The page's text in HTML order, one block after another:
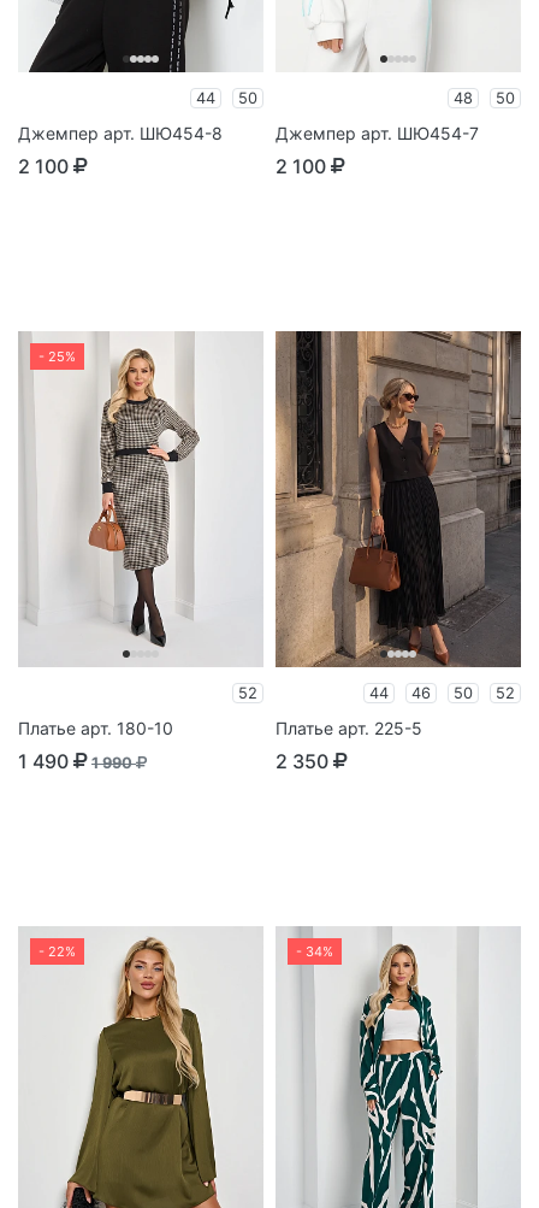
44 50
Джемпер арт. ШЮ454-8
2 100
48 50
Джемпер арт. ШЮ454-7
2 100
- 25%
52
Платье арт. 180-10
1 490 1 990
44 46 50 52
Платье арт. 225-5
2 350
- 22% - 34%